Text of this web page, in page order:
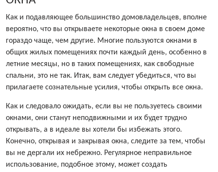
Как и подавляющее большинство домовладельцев, вполне
вероятно, что вы открываете некоторые окна в своем доме
гораздо чаще, чем другие. Многие пользуются окнами в
общих жилых помещениях почти каждый день, особенно в
летние месяцы, но в таких помещениях, как свободные
спальни, это не так. Итак, вам следует убедиться, что вы
прилагаете сознательные усилия, чтобы открыть все окна.
Как и следовало ожидать, если вы не пользуетесь своими
окнами, они станут неподвижными и их будет трудно
открывать, а в идеале вы хотели бы избежать этого.
Конечно, открывая и закрывая окна, следите за тем, чтобы
вы не дергали их небрежно. Регулярное неправильное
использование, подобное этому, может создать